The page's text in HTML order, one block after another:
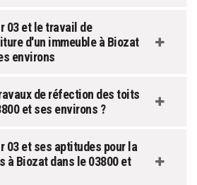
03 et le travail de
d'un immeuble à Biozat
environs
de réfection des toits
et ses environs ?
03 et ses aptitudes pour la
à Biozat dans le 03800 et